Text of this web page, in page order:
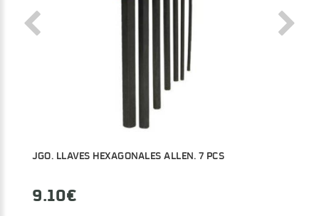
JGO. LLAVES HEXAGONALES ALLEN. 7 PCS
9.10€